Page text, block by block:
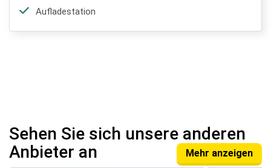
Aufladestation
Sehen Sie sich unsere anderen
Anbieter an
Mehr anzeigen